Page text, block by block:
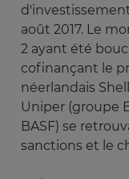
août 2017. Le
2 ayant été
cofinançant le
néerlandais
Uniper (groupe
BASF) se
sanctions et le